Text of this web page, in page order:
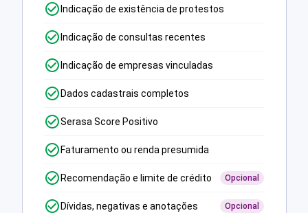
Indicação de existência de protestos
Indicação de consultas recentes
Indicação de empresas vinculadas
Dados cadastrais completos
Serasa Score Positivo
Faturamento ou renda presumida
Recomendação e limite de crédito Opcional
Dívidas, negativas e anotações Opcional